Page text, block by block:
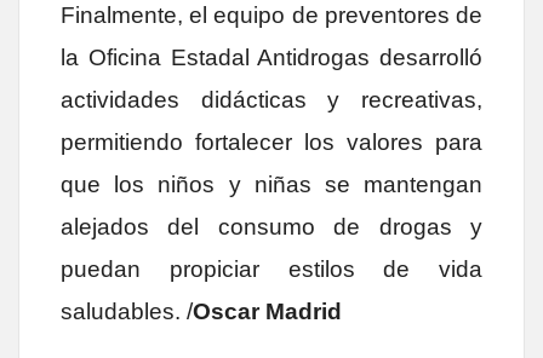
Finalmente, el equipo de preventores de
la Oficina Estadal Antidrogas desarrolló
actividades didácticas y recreativas,
permitiendo fortalecer los valores para
que los niños y niñas se mantengan
alejados del consumo de drogas y
puedan propiciar estilos de vida
saludables. /Oscar Madrid